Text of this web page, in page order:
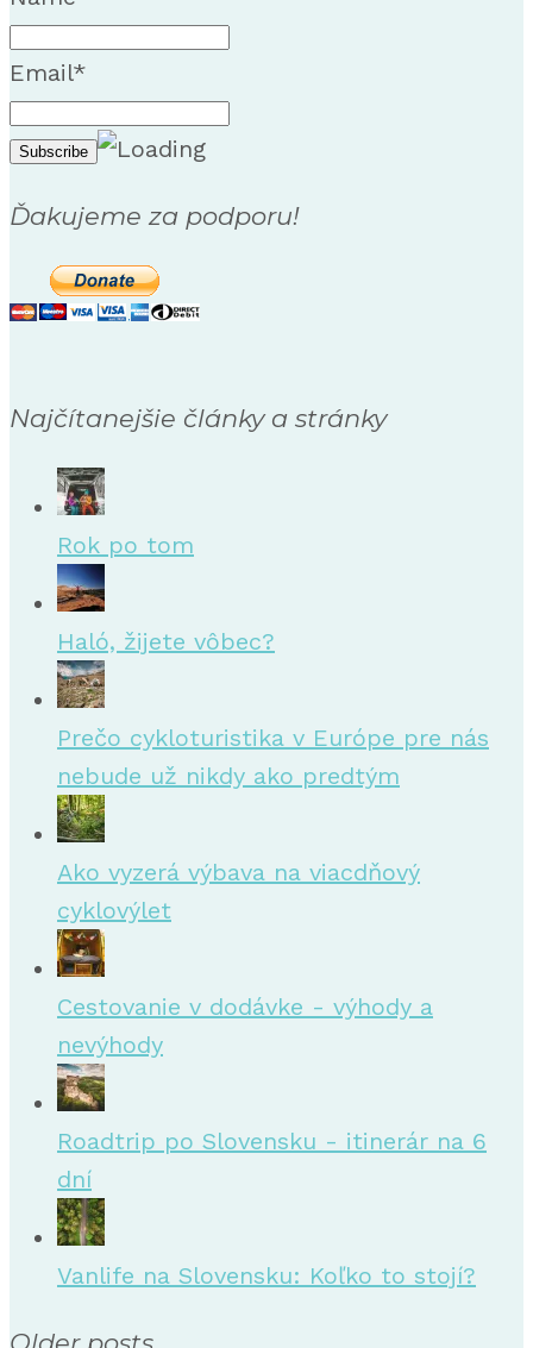
Email*
Ďakujeme za podporu!
Najčítanejšie články a stránky
Rok po tom
Haló, žijete vôbec?
Prečo cykloturistika v Európe pre nás
nebude už nikdy ako predtým
Ako vyzerá výbava na viacdňový
cyklovýlet
Cestovanie v dodávke - výhody a
nevýhody
Roadtrip po Slovensku - itinerár na 6
dní
Vanlife na Slovensku: Koľko to stojí?